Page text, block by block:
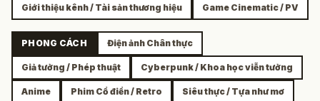
Giới thiệu kênh / Tài sản thương hiệu Game Cinematic / PV
PHONG CÁCH Điện ảnh Chân thực
Giả tưởng / Phép thuật Cyberpunk / Khoa học viễn tưởng
Anime Phim Cổ điển / Retro Siêu thực / Tựa như mơ